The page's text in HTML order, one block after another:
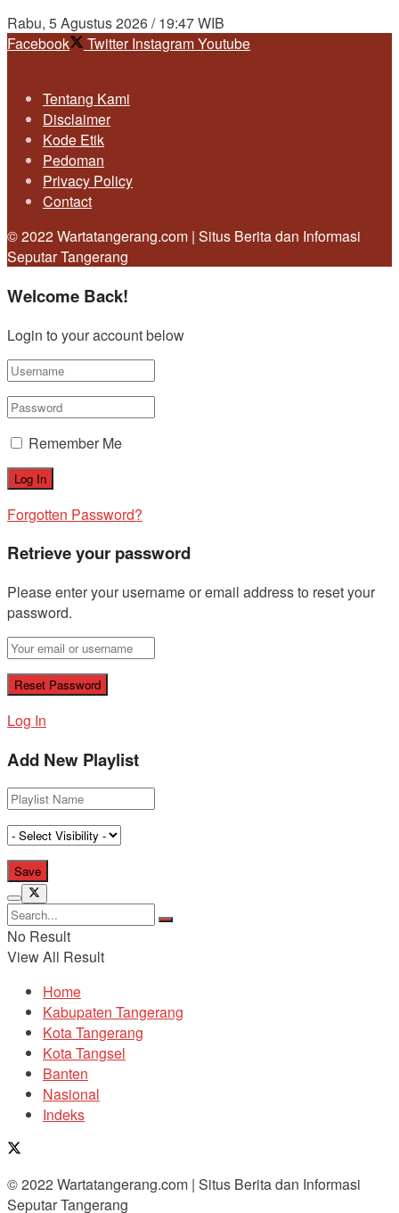
Rabu, 5 Agustus 2026 / 19:47 WIB
Facebook
Twitter InstagramYoutube
Tentang Kami
Disclaimer
Kode Etik
Pedoman
Privacy Policy
Contact
© 2022 Wartatangerang.com | Situs Berita dan Informasi
Seputar Tangerang
Welcome Back!
Login to your account below
Remember Me
Forgotten Password?
Retrieve your password
Please enter your username or email address to reset your
password.
Log In
Add New Playlist
No Result
View All Result
Home
Kabupaten Tangerang
Kota Tangerang
Kota Tangsel
Banten
Nasional
Indeks
© 2022 Wartatangerang.com | Situs Berita dan Informasi
Seputar Tangerang